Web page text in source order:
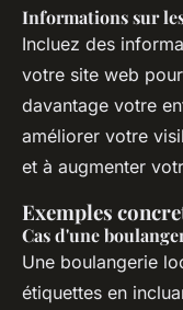
Informations sur
Incluez des
votre site web
davantage votre
améliorer votre
et à augmenter
Exemples
Cas d'une
Une boulangerie
étiquettes en